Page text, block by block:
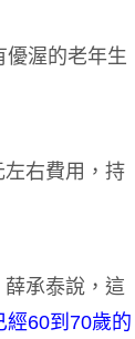
優渥的老年生
右費用，持
承泰說，這
經60到70歲的